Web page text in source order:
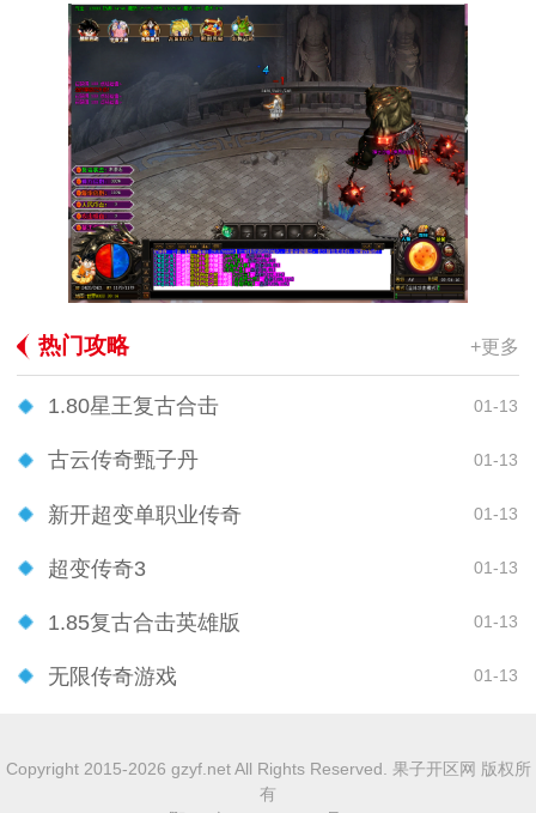
热门攻略 +更多
1.80星王复古合击 01-13
古云传奇甄子丹 01-13
新开超变单职业传奇 01-13
超变传奇3 01-13
1.85复古合击英雄版 01-13
无限传奇游戏 01-13
Copyright 2015-2026 gzyf.net All Rights Reserved. 果子开区网 版权所
有